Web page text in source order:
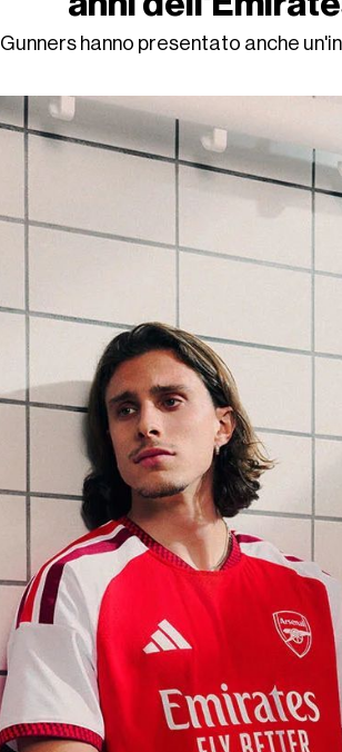
I Gunners hanno presentato anche